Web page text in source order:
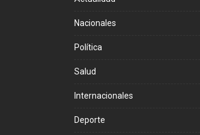
Nacionales
Política
Salud
Internacionales
Deporte